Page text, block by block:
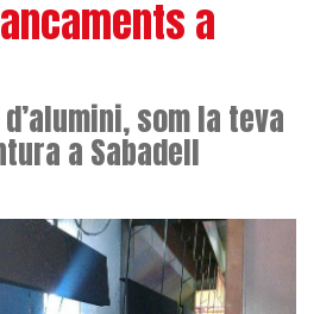
a
som la teva
a Sabadell